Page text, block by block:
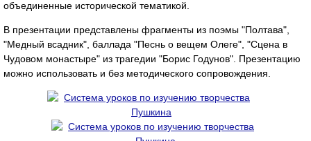
объединенные исторической тематикой.
В презентации представлены фрагменты из поэмы "Полтава",
"Медный всадник", баллада "Песнь о вещем Олеге", "Сцена в
Чудовом монастыре" из трагедии "Борис Годунов". Презентацию
можно использовать и без методического сопровождения.